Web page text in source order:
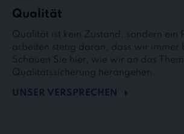
Qualität
Qualität ist kein Zustand, sondern ein
arbeiten stetig daran, dass wir immer
Schauen Sie hier, wie wir an das
Qualitätssicherung herangehen.
UNSER VERSPRECHEN